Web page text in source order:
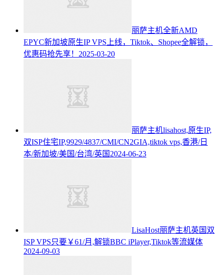
丽萨主机全新AMD
EPYC新加坡原生IP VPS上线，Tiktok、Shopee全解锁，
优惠码抢先享！ 2025-03-20
丽萨主机lisahost,原生IP,
双ISP住宅IP,9929/4837/CMI/CN2GIA,tiktok vps,香港/日
本/新加坡/美国/台湾/英国 2024-06-23
LisaHost丽萨主机英国双
ISP VPS只要￥61/月,解锁BBC iPlayer,Tiktok等流媒体
2024-09-03